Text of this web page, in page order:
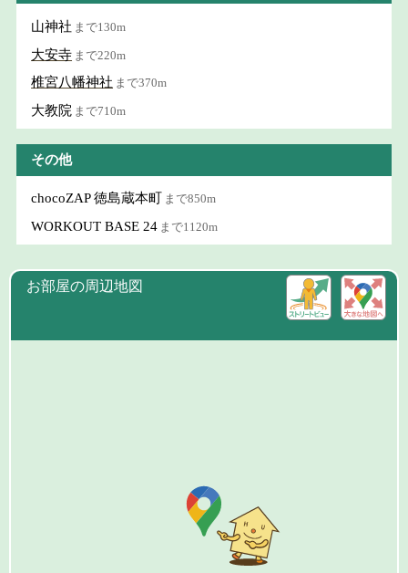
山神社 まで130m
大安寺 まで220m
椎宮八幡神社 まで370m
大教院 まで710m
その他
chocoZAP 徳島蔵本町 まで850m
WORKOUT BASE 24 まで1120m
お部屋の周辺地図